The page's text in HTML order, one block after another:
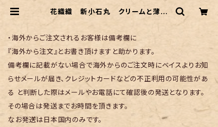
花織織 新小石丸 クリームと薄紫
・海外からご注文されるお客様は備考欄に
『海外から注文』とお書き頂けますと助かります。
備考欄に記載がない場合で海外からのご注文時にベイスよりお知
らせメールが届き、クレジットカードなどの不正利用の可能性があ
る と判断した際はメールやお電話にて確認後の発送となります。
その場合は発送までお時間を頂きます。
なお発送は日本国内のみです。